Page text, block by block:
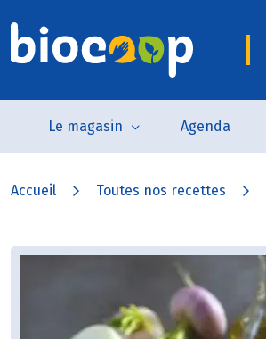
Le magasin Agenda
Accueil Toutes nos recettes